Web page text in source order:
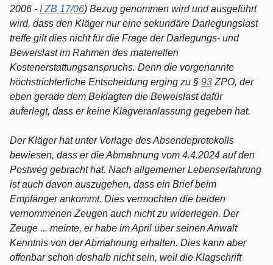
2006 - I ZB 17/06) Bezug genommen wird und ausgeführt
wird, dass den Kläger nur eine sekundäre Darlegungslast
treffe gilt dies nicht für die Frage der Darlegungs- und
Beweislast im Rahmen des materiellen
Kostenerstattungsanspruchs. Denn die vorgenannte
höchstrichterliche Entscheidung erging zu § 93 ZPO, der
eben gerade dem Beklagten die Beweislast dafür
auferlegt, dass er keine Klagveranlassung gegeben hat.
Der Kläger hat unter Vorlage des Absendeprotokolls
bewiesen, dass er die Abmahnung vom 4.4.2024 auf den
Postweg gebracht hat. Nach allgemeiner Lebenserfahrung
ist auch davon auszugehen, dass ein Brief beim
Empfänger ankommt. Dies vermochten die beiden
vernommenen Zeugen auch nicht zu widerlegen. Der
Zeuge ... meinte, er habe im April über seinen Anwalt
Kenntnis von der Abmahnung erhalten. Dies kann aber
offenbar schon deshalb nicht sein, weil die Klagschrift